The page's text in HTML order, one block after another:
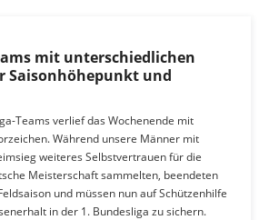
mit unterschiedlichen
Saisonhöhepunkt und
Teams verlief das Wochenende mit
Während unsere Männer mit
weiteres Selbstvertrauen für die
Meisterschaft sammelten, beendeten
und müssen nun auf Schützenhilfe
in der 1. Bundesliga zu sichern.